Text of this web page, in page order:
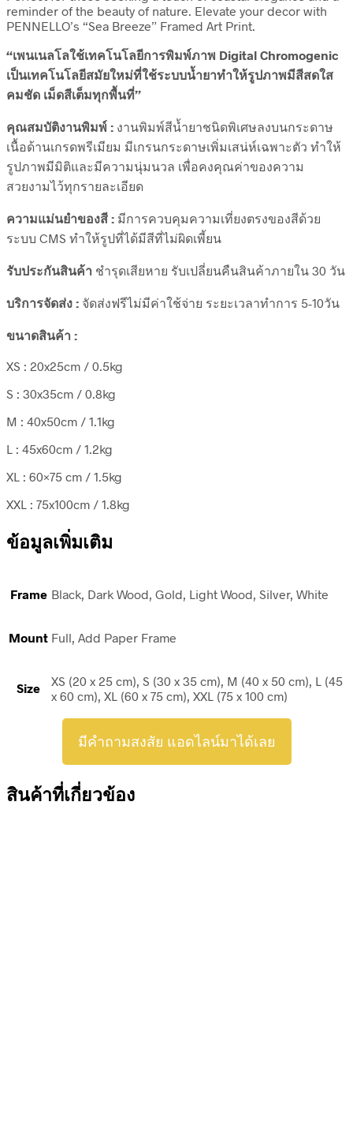
reminder of the beauty of nature. Elevate your decor with
PENNELLO’s “Sea Breeze” Framed Art Print.
“เพนเนลโลใช้เทคโนโลยีการพิมพ์ภาพ Digital Chromogenic
เป็นเทคโนโลยีสมัยใหม่ที่ใช้ระบบน้ำยาทำให้รูปภาพมีสีสดใส
คมชัด เม็ดสีเต็มทุกพื้นที่”
คุณสมบัติงานพิมพ์ : งานพิมพ์สีน้ำยาชนิดพิเศษลงบนกระดาษ
เนื้อด้านเกรดพรีเมียม มีเกรนกระดาษเพิ่มเสน่ห์เฉพาะตัว ทำให้
รูปภาพมีมิติและมีความนุ่มนวล เพื่อคงคุณค่าของความ
สวยงามไว้ทุกรายละเอียด
ความแม่นยำของสี : มีการควบคุมความเที่ยงตรงของสีด้วย
ระบบ CMS ทำให้รูปที่ได้มีสีที่ไม่ผิดเพี้ยน
รับประกันสินค้า ชำรุดเสียหาย รับเปลี่ยนคืนสินค้าภายใน 30 วัน
บริการจัดส่ง : จัดส่งฟรีไม่มีค่าใช้จ่าย ระยะเวลาทำการ 5-10วัน
ขนาดสินค้า :
XS : 20x25cm / 0.5kg
S : 30x35cm / 0.8kg
M : 40x50cm / 1.1kg
L : 45x60cm / 1.2kg
XL : 60×75 cm / 1.5kg
XXL : 75x100cm / 1.8kg
ข้อมูลเพิ่มเติม
Frame Black, Dark Wood, Gold, Light Wood, Silver, White
Mount Full, Add Paper Frame
Size
XS (20 x 25 cm), S (30 x 35 cm), M (40 x 50 cm), L (45
x 60 cm), XL (60 x 75 cm), XXL (75 x 100 cm)
มีคำถามสงสัย แอดไลน์มาได้เลย
สินค้าที่เกี่ยวข้อง